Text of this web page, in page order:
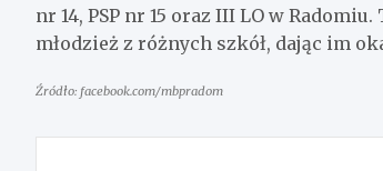
nr 14, PSP nr 15 oraz III LO w
młodzież z różnych szkół, dając im
Źródło: facebook.com/mbpradom